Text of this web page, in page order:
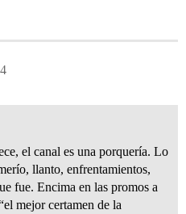
el canal es una porquería. Lo
llanto, enfrentamientos,
fue. Encima en las promos a
mejor certamen de la